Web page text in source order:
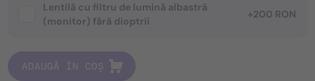
Lentilă cu filtru de lumină albastră
(monitor) fără dioptrii
+200 RON
ADAUGĂ ÎN COȘ